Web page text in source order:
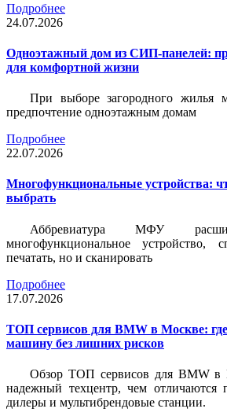
Подробнее
24.07.2026
Одноэтажный дом из СИП-панелей:
для комфортной жизни
При выборе загородного жилья
предпочтение одноэтажным домам
Подробнее
22.07.2026
Многофункциональные устройства:
выбрать
Аббревиатура МФУ
многофункциональное устройство,
печатать, но и сканировать
Подробнее
17.07.2026
ТОП сервисов для BMW в Москве:
машину без лишних рисков
Обзор ТОП сервисов для BMW в
надежный техцентр, чем отличаются
дилеры и мультибрендовые станции.